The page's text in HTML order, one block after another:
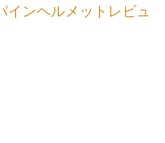
インヘルメットレビュ